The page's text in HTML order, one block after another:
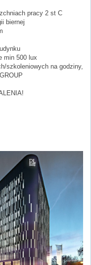
pracy 2 st C
biernej
min 500 lux
szkoleniowych na godziny,